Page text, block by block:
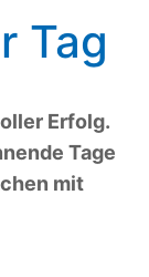
Tag
Erfolg.
Tage
mit